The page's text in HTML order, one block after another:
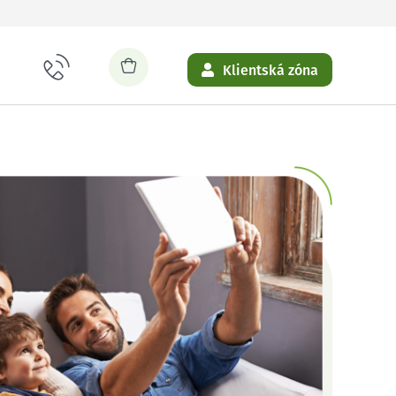
Klientská zóna